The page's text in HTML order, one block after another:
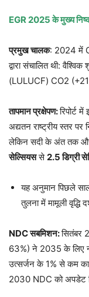
EGR 2025 के मुख्य
प्रमुख चालक: 2024 में
द्वारा संचालित थी:
(LULUCF) CO2
तापमान प्रक्षेपण:रिपोर्ट
अद्यतन राष्ट्रीय स्तर पर
लेकिन सदी के अंत तक
सेल्सियससे 2.5 डिग्री
यह अनुमान पिछले
तुलना में मामूली वृद्धि
NDC सबमिशन:सितंबर
63%) ने 2035 के लिए
उत्सर्जन के 1% से कम
2030 NDC को अपडेट